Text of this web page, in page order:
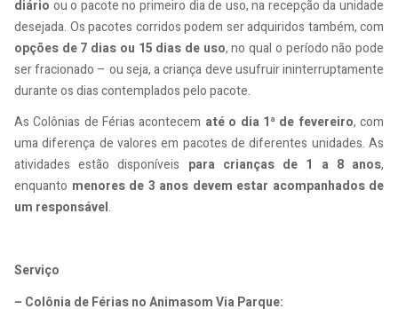
diário ou o pacote no primeiro dia de uso, na recepção da unidade
desejada. Os pacotes corridos podem ser adquiridos também, com
opções de 7 dias ou 15 dias de uso, no qual o período não pode
ser fracionado – ou seja, a criança deve usufruir ininterruptamente
durante os dias contemplados pelo pacote.
As Colônias de Férias acontecem até o dia 1ª de fevereiro, com
uma diferença de valores em pacotes de diferentes unidades. As
atividades estão disponíveis para crianças de 1 a 8 anos,
enquanto menores de 3 anos devem estar acompanhados de
um responsável.
Serviço
– Colônia de Férias no Animasom Via Parque: